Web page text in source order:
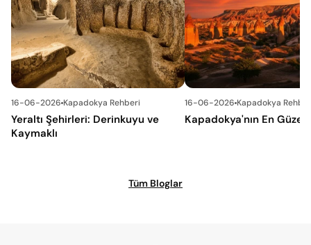
16-06-2026 Kapadokya Rehberi
Yeraltı Şehirleri: Derinkuyu ve
Kaymaklı
16-06-2026 Kapadokya
Kapadokya'nın En Güzel
Tüm Bloglar